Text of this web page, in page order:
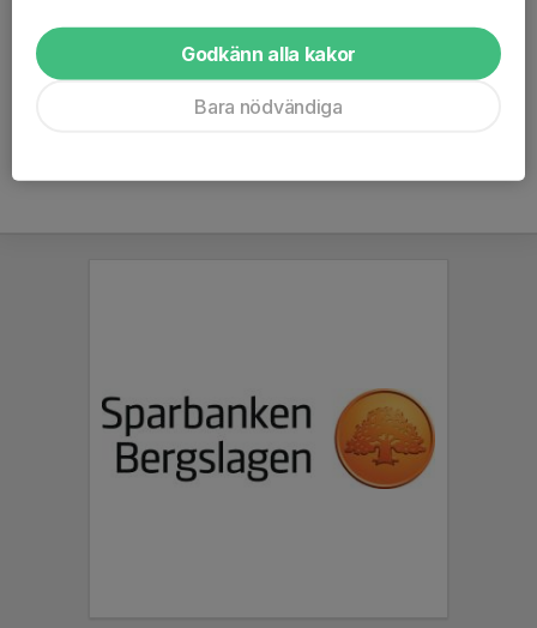
Titel
Ålder
39 år
Godkänn alla kakor
Bara nödvändiga